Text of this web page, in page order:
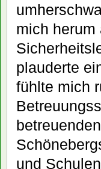
mich herum
plauderte
fühlte mich
und